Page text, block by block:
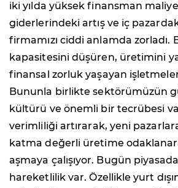
iki yılda yüksek finansman
giderlerindeki artış ve iç
firmamızı ciddi anlamda zorladı.
kapasitesini düşüren, üretimini
finansal zorluk yaşayan
Bununla birlikte sektörümüzün
kültürü ve önemli bir tecrübesi
verimliliği artırarak, yeni
katma değerli üretime
aşmaya çalışıyor. Bugün
hareketlilik var. Özellikle yurt